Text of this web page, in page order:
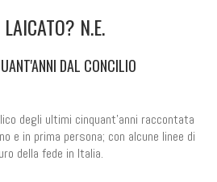
N.E.
DAL CONCILIO
degli ultimi cinquant'anni raccontata
e in prima persona; con alcune linee di
della fede in Italia.